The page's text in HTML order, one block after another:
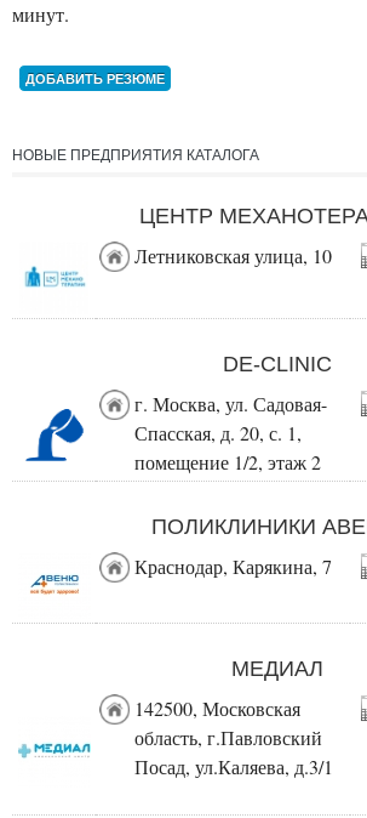
минут.
ДОБАВИТЬ РЕЗЮМЕ
НОВЫЕ ПРЕДПРИЯТИЯ КАТАЛОГА
ЦЕНТР
Летниковская улица, 10
DE-CLINIC
г. Москва, ул. Садовая-
Спасская, д. 20, с. 1,
помещение 1/2, этаж 2
ПОЛИКЛИНИКИ
Краснодар, Карякина, 7
МЕДИАЛ
142500, Московская
область, г.Павловский
Посад, ул.Каляева, д.3/1